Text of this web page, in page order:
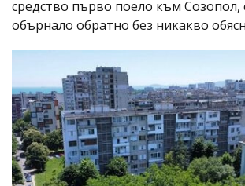
средство първо поело към Созопол,
обърнало обратно без никакво